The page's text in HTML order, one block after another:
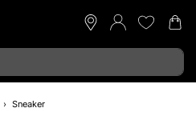
Sneaker